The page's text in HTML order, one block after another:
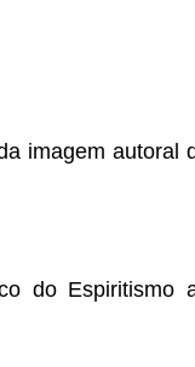
imagem autoral
do Espiritismo